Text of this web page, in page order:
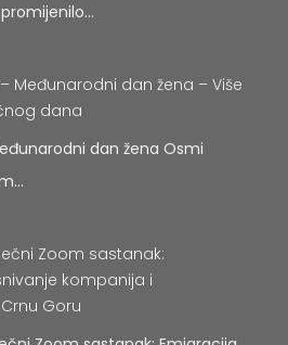
Međunarodni dan žena – Više
dana
dan žena Osmi
Zoom sastanak:
kompanija i
Goru